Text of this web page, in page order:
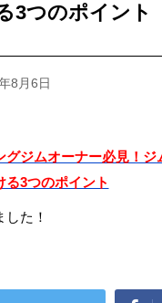
3つのポイント
8月6日
グジムオーナー必見！
る3つのポイント
した！